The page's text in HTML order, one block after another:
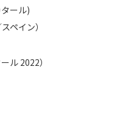
ール)
ペイン）
ル 2022）